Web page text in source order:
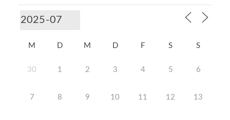
M D M D F S S
30 1 2 3 4 5 6
7 8 9 10 11 12 13